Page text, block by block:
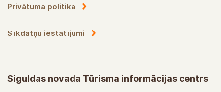
Privātuma politika
Sīkdatņu iestatījumi
Siguldas novada Tūrisma informācijas centrs